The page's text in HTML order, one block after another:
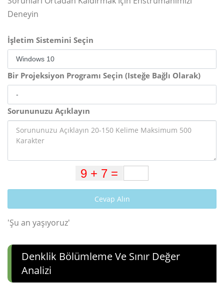
Deneyin
İşletim Sistemini Seçin
Bir Projeksiyon Programı Seçin (Isteğe Bağlı Olarak)
Sorununuzu Açıklayın
Cevap Alın
'Şu an yaşıyoruz'
Denklik Bölümleme Ve Sınır Değer
Analizi